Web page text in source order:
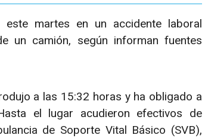
martes en un accidente laboral
un camión, según informan fuentes
a las 15:32 horas y ha obligado a
el lugar acudieron efectivos de
de Soporte Vital Básico (SVB),